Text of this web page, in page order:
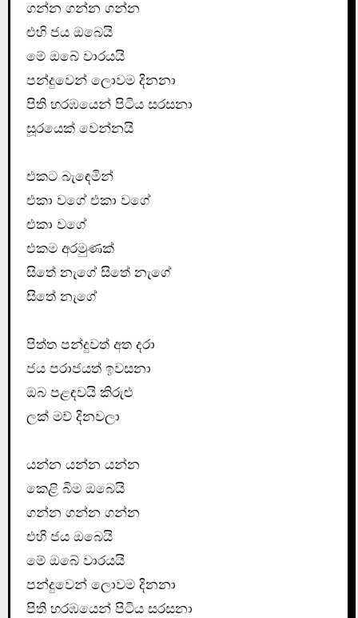
ගන්න ගන්න ගන්න
එහි ජය ඔබෙයි
මේ ඔබේ වාරයයි
පන්දුවෙන් ලොවම දිනනා
පිති හරඹයෙන් පිටිය සරසනා
සූරයෙක් වෙන්නයි
එකට බැඳෙමින්
එකා වගේ එකා වගේ
එකා වගේ
එකම අරමුණක්
සිතේ නැගේ සිතේ නැගේ
සිතේ නැගේ
පිත්ත පන්දුවත් අත දරා
ජය පරාජයත් ඉවසනා
ඔබ පළඳවයි කිරුළු
ලක් මව් දිනවලා
යන්න යන්න යන්න
කෙළි බිම ඔබෙයි
ගන්න ගන්න ගන්න
එහි ජය ඔබෙයි
මේ ඔබේ වාරයයි
පන්දුවෙන් ලොවම දිනනා
පිති හරඹයෙන් පිටිය සරසනා